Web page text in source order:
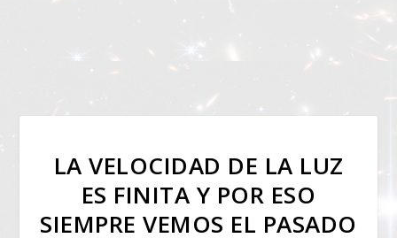
LA VELOCIDAD DE LA LUZ
ES FINITA Y POR ESO
SIEMPRE VEMOS EL PASADO